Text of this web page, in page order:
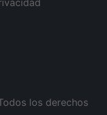
los derechos